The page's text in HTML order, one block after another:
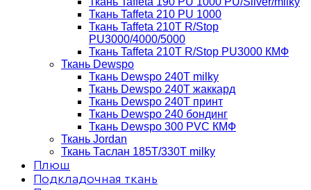
Ткань Taffeta 210 PU 1000
Ткань Taffeta 210Т R/Stop
PU3000/4000/5000
Ткань Taffeta 210Т R/Stop PU3000 КМФ
Ткань Dewspo
Ткань Dewspo 240Т milky
Ткань Dewspo 240T жаккард
Ткань Dewspo 240Т принт
Ткань Dewspo 240 бондинг
Ткань Dewspo 300 PVC КМФ
Ткань Jordan
Ткань Таслан 185T/330T milky
Плюш
Подкладочная ткань